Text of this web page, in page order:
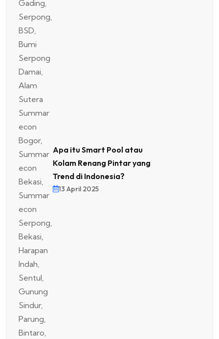
Apa itu Smart Pool atau
Kolam Renang Pintar yang
Trend di Indonesia?
13 April 2025